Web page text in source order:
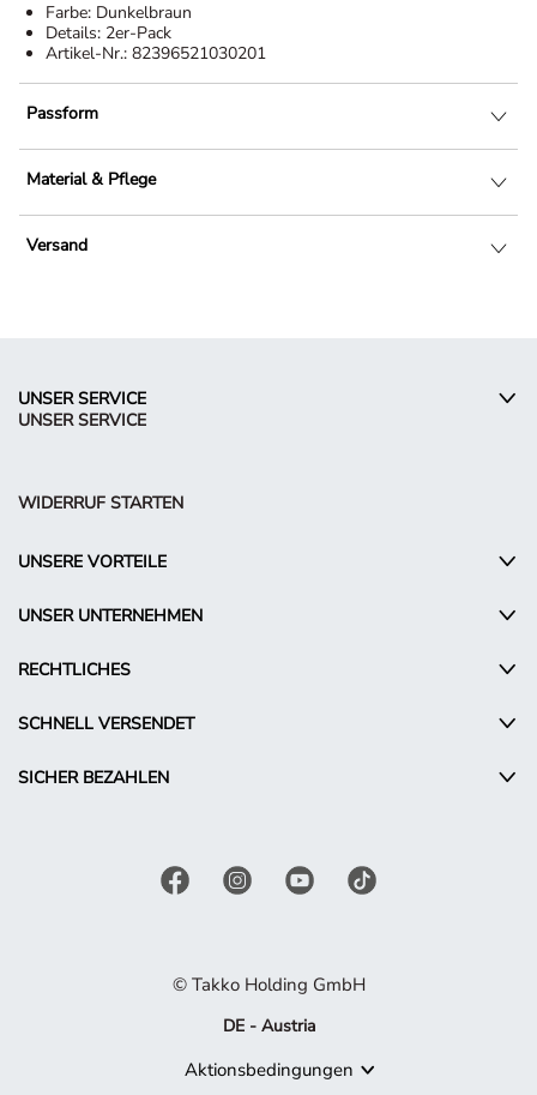
Farbe: Dunkelbraun
Details: 2er-Pack
Artikel-Nr.: 82396521030201
Passform
Material & Pflege
Versand
UNSER SERVICE
UNSER SERVICE
WIDERRUF STARTEN
UNSERE VORTEILE
UNSER UNTERNEHMEN
RECHTLICHES
SCHNELL VERSENDET
SICHER BEZAHLEN
© Takko Holding GmbH
DE - Austria
Aktionsbedingungen